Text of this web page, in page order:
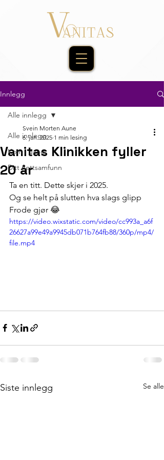
Innlegg
Alle innlegg
Kom i gang
Ditt nettsamfunn
Alle innlegg
Vanitas Klinikken fyller
20 år
Svein Morten Aune
6. jan. 2025 1 min lesing
Ta en titt. Dette skjer i 2025.
Og se helt på slutten hva slags glipp
Frode gjør 😂
https://video.wixstatic.com/video/cc993a_a6f
26627a99e49a9945db071b764fb88/360p/mp4/
file.mp4
Siste innlegg Se alle